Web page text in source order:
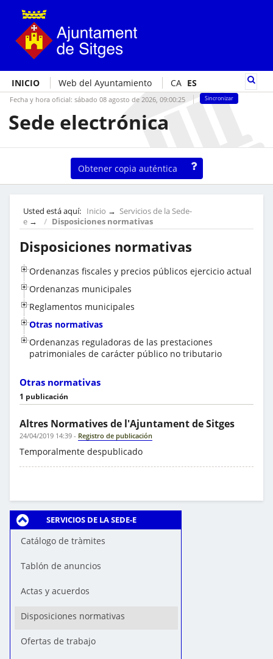
INICIO Web del Ayuntamiento CA ES
Fecha y hora oficial: sábado 08 agosto de 2026, 09:00:25 Sincronizar
Sede electrónica
Obtener copia auténtica
SERVICIOS DE LA SEDE-E
Catálogo de tràmites
Tablón de anuncios
Actas y acuerdos
Disposiciones normativas
Ofertas de trabajo
Usted está aquí: Inicio →Servicios de la Sede-
e → Disposiciones normativas
Disposiciones normativas
Ordenanzas fiscales y precios públicos ejercicio actual
Ordenanzas municipales
Reglamentos municipales
Otras normativas
Ordenanzas reguladoras de las prestaciones
patrimoniales de carácter público no tributario
Otras normativas
1 publicación
Altres Normatives de l'Ajuntament de Sitges
24/04/2019 14:39 - Registro de publicación
Temporalmente despublicado